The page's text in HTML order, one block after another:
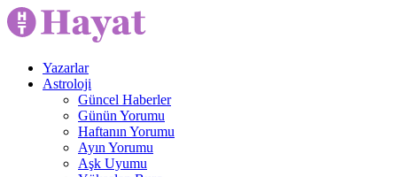
Yazarlar
Astroloji
Güncel Haberler
Günün Yorumu
Haftanın Yorumu
Ayın Yorumu
Aşk Uyumu